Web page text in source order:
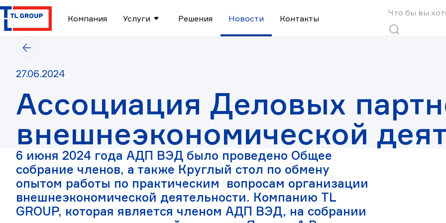
TL
GROUP
оператор,
представитель
Компания Услуги Решения Новости Контакты
бы
вы
хотели
Поиск
Вернуться
предыдущую
страницу
Дата
27.06.2024
27.06.2024
Ассоциация Деловых
внешнеэкономической
6 июня 2024 года АДП ВЭД было проведено Общее
собрание членов, а также Круглый стол по обмену
опытом работы по практическим вопросам организации
внешнеэкономической деятельности. Компанию TL
GROUP, которая является членом АДП ВЭД, на собрании